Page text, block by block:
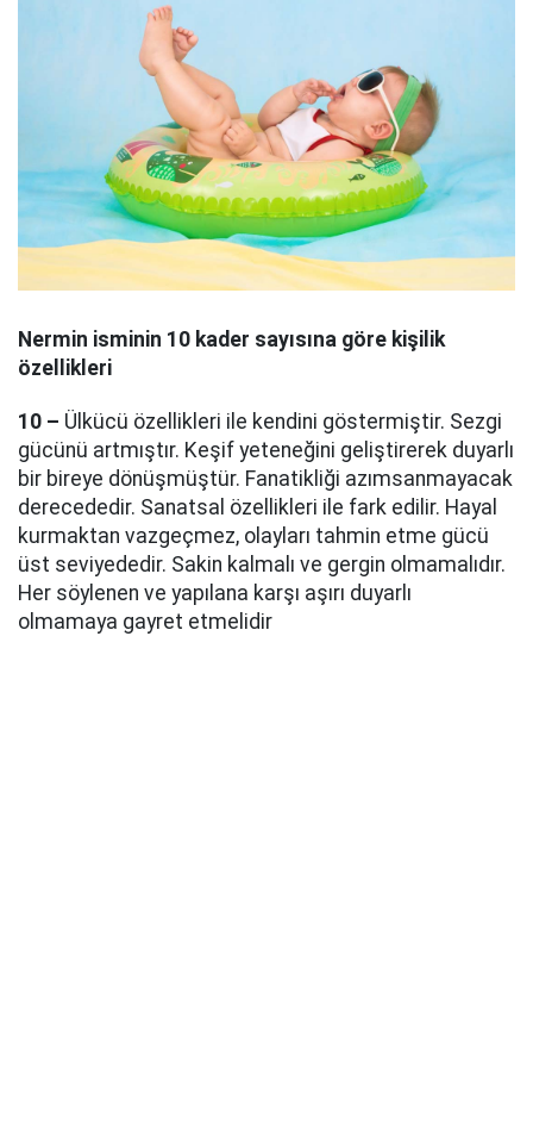
Nermin isminin 10 kader sayısına göre kişilik
özellikleri
10 – Ülkücü özellikleri ile kendini göstermiştir. Sezgi
gücünü artmıştır. Keşif yeteneğini geliştirerek duyarlı
bir bireye dönüşmüştür. Fanatikliği azımsanmayacak
derecededir. Sanatsal özellikleri ile fark edilir. Hayal
kurmaktan vazgeçmez, olayları tahmin etme gücü
üst seviyededir. Sakin kalmalı ve gergin olmamalıdır.
Her söylenen ve yapılana karşı aşırı duyarlı
olmamaya gayret etmelidir